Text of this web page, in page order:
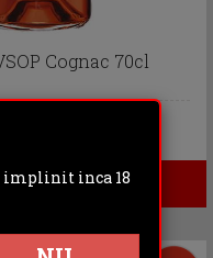
Cognac 70cl
IN COS
implinit inca 18